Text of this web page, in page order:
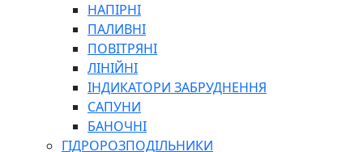
СПЕЦІАЛЬНІ
НАПІРНІ
ПАЛИВНІ
ПОВІТРЯНІ
ЛІНІЙНІ
ІНДИКАТОРИ ЗАБРУДНЕННЯ
САПУНИ
БАНОЧНІ
ГІДРОРОЗПОДІЛЬНИКИ